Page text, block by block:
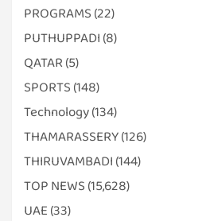
PROGRAMS (22)
PUTHUPPADI (8)
QATAR (5)
SPORTS (148)
Technology(134)
THAMARASSERY(126)
THIRUVAMBADI (144)
TOP NEWS (15,628)
UAE (33)